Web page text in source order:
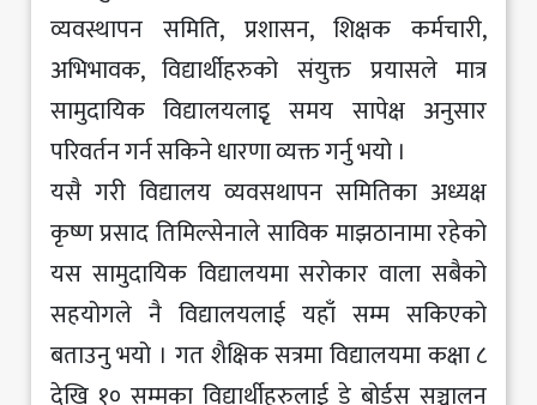
व्यवस्थापन समिति, प्रशासन, शिक्षक कर्मचारी,
अभिभावक, विद्यार्थीहरुको संयुक्त प्रयासले मात्र
सामुदायिक विद्यालयलाइृ समय सापेक्ष अनुसार
परिवर्तन गर्न सकिने धारणा व्यक्त गर्नु भयो ।
यसै गरी विद्यालय व्यवसथापन समितिका अध्यक्ष
कृष्ण प्रसाद तिमिल्सेनाले साविक माझठानामा रहेको
यस सामुदायिक विद्यालयमा सरोकार वाला सबैको
सहयोगले नै विद्यालयलाई यहाँ सम्म सकिएको
बताउनु भयो । गत शैक्षिक सत्रमा विद्यालयमा कक्षा ८
देखि १० सम्मका विद्यार्थीहरुलाई डे बोर्डस सञ्चालन